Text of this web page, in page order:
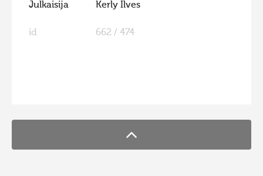
Hiite kuvavõistlus 2011
Hiite kuvavõistlus 2010
Julkaisija Kerly Ilves
id 662 / 474